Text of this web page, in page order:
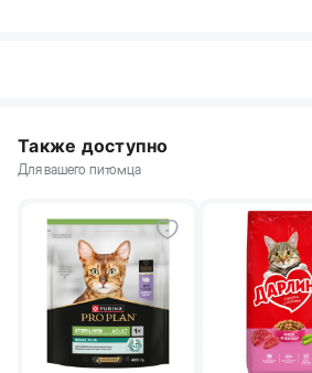
Также доступно
Для вашего питомца